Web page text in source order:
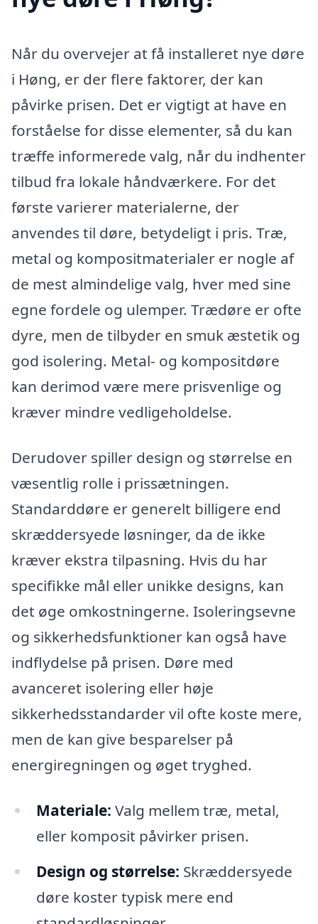
Når du overvejer at få installeret nye døre
i Høng, er der flere faktorer, der kan
påvirke prisen. Det er vigtigt at have en
forståelse for disse elementer, så du kan
træffe informerede valg, når du indhenter
tilbud fra lokale håndværkere. For det
første varierer materialerne, der
anvendes til døre, betydeligt i pris. Træ,
metal og kompositmaterialer er nogle af
de mest almindelige valg, hver med sine
egne fordele og ulemper. Trædøre er ofte
dyre, men de tilbyder en smuk æstetik og
god isolering. Metal- og kompositdøre
kan derimod være mere prisvenlige og
kræver mindre vedligeholdelse.
Derudover spiller design og størrelse en
væsentlig rolle i prissætningen.
Standarddøre er generelt billigere end
skræddersyede løsninger, da de ikke
kræver ekstra tilpasning. Hvis du har
specifikke mål eller unikke designs, kan
det øge omkostningerne. Isoleringsevne
og sikkerhedsfunktioner kan også have
indflydelse på prisen. Døre med
avanceret isolering eller høje
sikkerhedsstandarder vil ofte koste mere,
men de kan give besparelser på
energiregningen og øget tryghed.
Materiale: Valg mellem træ, metal,
eller komposit påvirker prisen.
Design og størrelse: Skræddersyede
døre koster typisk mere end